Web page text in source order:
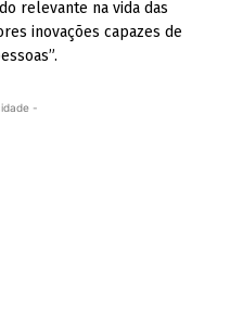
relevante na vida das
inovações capazes de
-